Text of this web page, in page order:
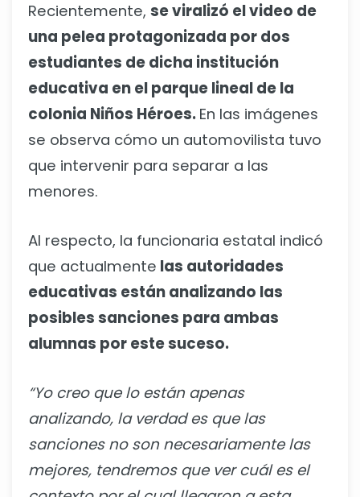
Recientemente, se viralizó el video de
una pelea protagonizada por dos
estudiantes de dicha institución
educativa en el parque lineal de la
colonia Niños Héroes. En las imágenes
se observa cómo un automovilista tuvo
que intervenir para separar a las
menores.
Al respecto, la funcionaria estatal indicó
que actualmente las autoridades
educativas están analizando las
posibles sanciones para ambas
alumnas por este suceso.
“Yo creo que lo están apenas
analizando, la verdad es que las
sanciones no son necesariamente las
mejores, tendremos que ver cuál es el